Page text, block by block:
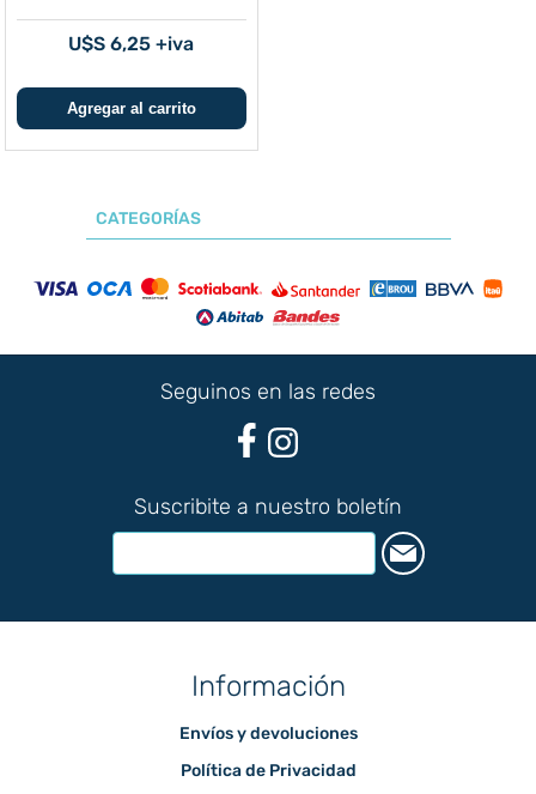
U$S 6,25 +iva
CATEGORÍAS
Seguinos en las redes
Suscribite a nuestro boletín
Información
Envíos y devoluciones
Política de Privacidad